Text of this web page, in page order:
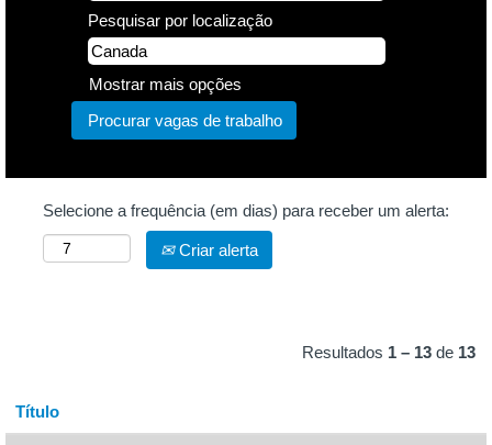
Pesquisar por localização
Mostrar mais opções
Selecione a frequência (em dias) para receber um alerta:
Criar alerta
Resultados 1 – 13 de 13
Título